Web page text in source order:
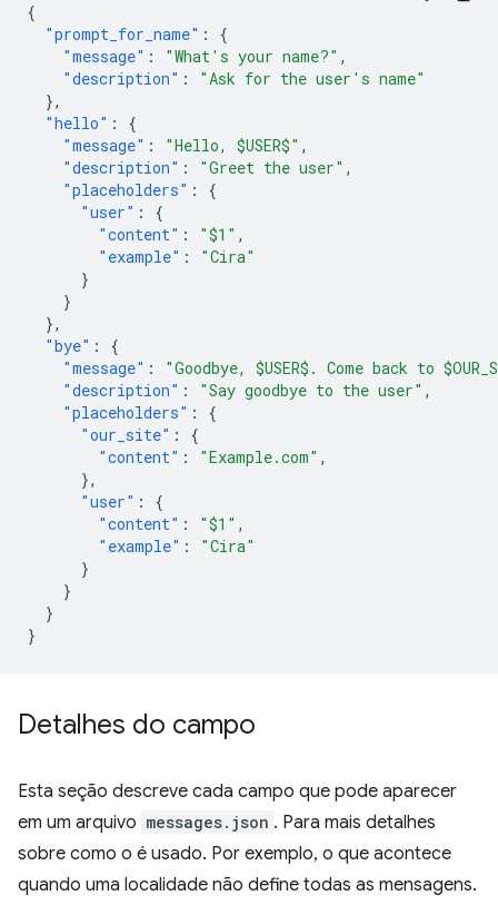
{
"prompt_for_name" :
{
"message" : "What's your name?" ,
"description" :
"Ask for the user's name"
},
"hello" :
{
"message" : "Hello, $USER$" ,
"description" : "Greet the user" ,
"placeholders" :
{
"user" :
{
"content" : "$1" ,
"example" :
"Cira"
}
}
},
"bye" :
{
"message" :
"Goodbye, $USER$. Come back to
"description" : "Say goodbye to the user" ,
"placeholders" :
{
"our_site" :
{
"content" : "Example.com" ,
},
"user" :
{
"content" : "$1" ,
"example" :
"Cira"
}
}
}
}
Detalhes do campo
Esta seção descreve cada campo que pode aparecer
em um arquivo messages.json . Para mais detalhes
sobre como o é usado. Por exemplo, o que acontece
quando uma localidade não define todas as mensagens.